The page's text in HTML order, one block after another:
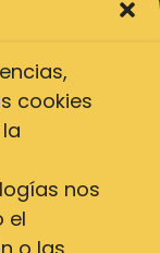
cookies
nos
el